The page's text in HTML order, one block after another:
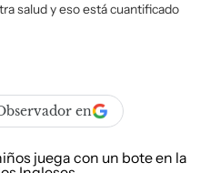
salud y eso está cuantificado
en